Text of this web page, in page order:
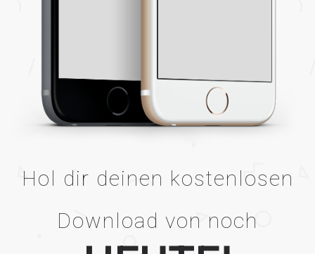
Hol dir deinen kostenlosen
Download von noch